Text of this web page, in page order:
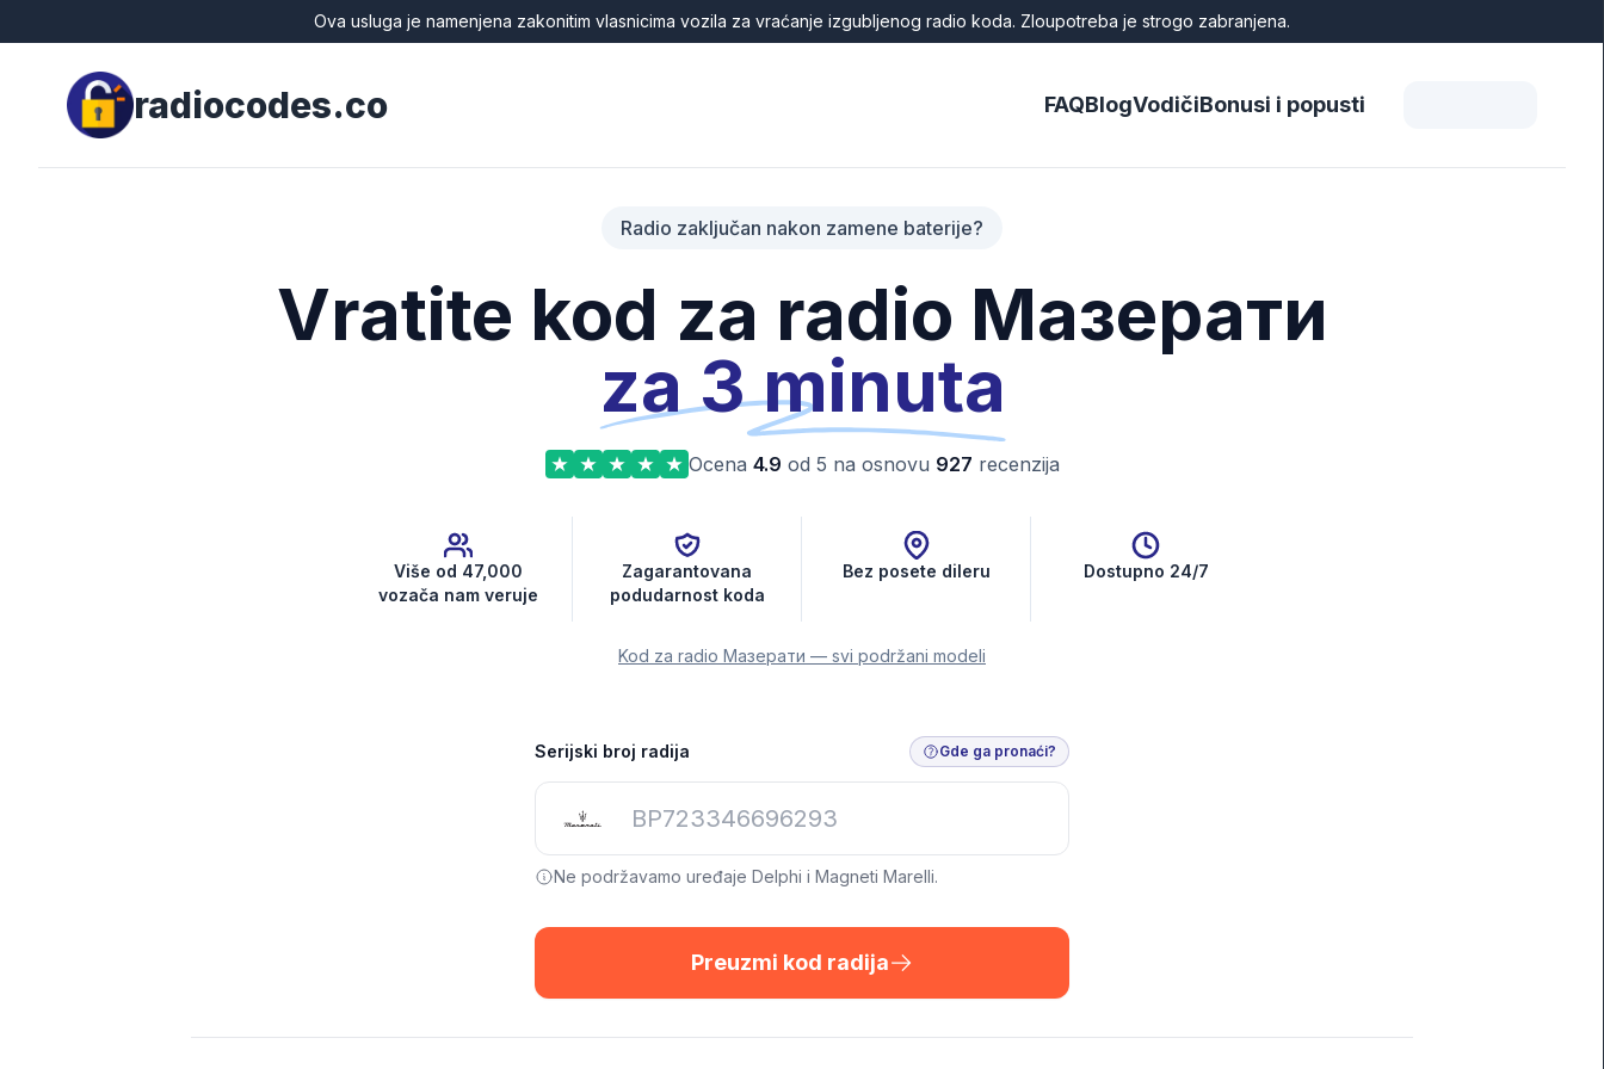
Ova usluga je namenjena zakonitim vlasnicima vozila za vraćanje izgubljenog radio koda. Zloupotreba je strogo zabranjena.
radiocodes.co FAQBlogVodičiBonusi i popusti
Radio zaključan nakon zamene baterije?
Vratite kod za radio Мазерати
za 3 minuta
Ocena 4.9 od 5 na osnovu 927 recenzija
Više od 47,000
vozača nam veruje
Zagarantovana
podudarnost koda
Bez posete dileru Dostupno 24/7
Kod za radio Мазерати — svi podržani modeli
Serijski broj radija Gde ga pronaći?
Ne podržavamo uređaje Delphi i Magneti Marelli.
Preuzmi kod radija